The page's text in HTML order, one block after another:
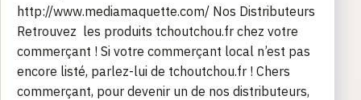
http://www.mediamaquette.com/ Nos Distributeurs
Retrouvez les produits tchoutchou.fr chez votre
commerçant ! Si votre commerçant local n’est pas
encore listé, parlez-lui de tchoutchou.fr ! Chers
commerçant, pour devenir un de nos distributeurs,